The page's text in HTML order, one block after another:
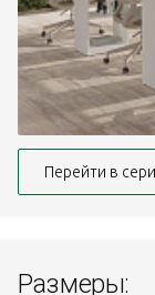
Перейти в
Размеры: